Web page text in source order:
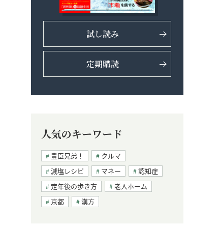
試し読み
定期購読
人気のキーワード
豊臣兄弟！
クルマ
減塩レシピ
マネー
認知症
定年後の歩き方
老人ホーム
京都
漢方